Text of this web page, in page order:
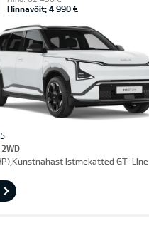
Hinnavõit: 4 990 €
istmekatted GT-Line